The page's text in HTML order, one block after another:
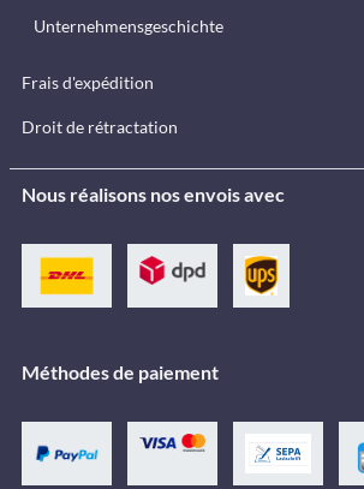
Unternehmensgeschichte
Frais d'expédition
Droit de rétractation
Nous réalisons nos envois avec
Méthodes de paiement